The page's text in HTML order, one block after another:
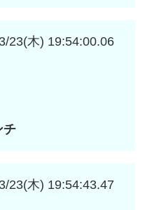
23(木) 19:54:00.06
チ
23(木) 19:54:43.47